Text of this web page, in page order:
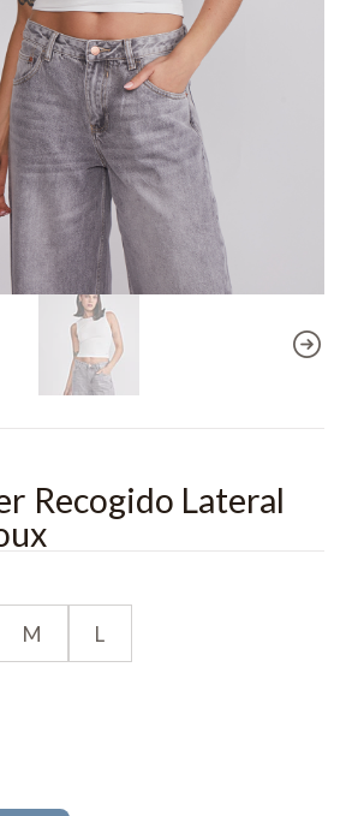
Recogido Lateral
M L